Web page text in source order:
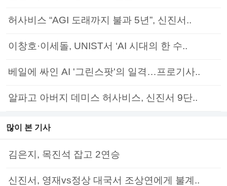
허사비스 “AGI 도래까지 불과 5년”, 신진서..
이창호·이세돌, UNIST서 ‘AI 시대의 한 수..
베일에 싸인 AI '그린스팟'의 일격…프로기사..
알파고 아버지 데미스 허사비스, 신진서 9단..
많이 본 기사
김은지, 목진석 잡고 2연승
신진서, 영재vs정상 대국서 조상연에게 불계..